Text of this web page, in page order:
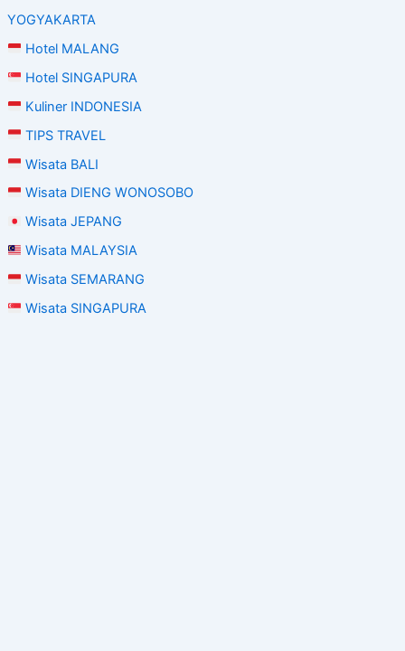
YOGYAKARTA
Hotel MALANG
Hotel SINGAPURA
Kuliner INDONESIA
TIPS TRAVEL
Wisata BALI
Wisata DIENG WONOSOBO
Wisata JEPANG
Wisata MALAYSIA
Wisata SEMARANG
Wisata SINGAPURA